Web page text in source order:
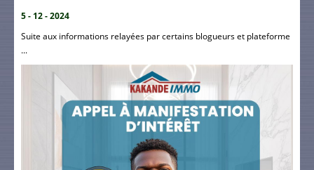
5 - 12 - 2024
Suite aux informations relayées par certains blogueurs et plateforme
...